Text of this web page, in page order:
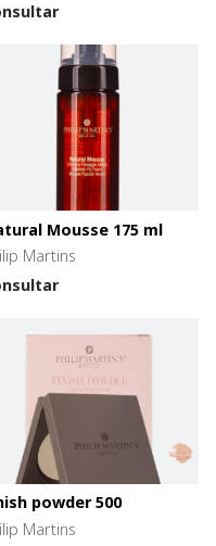
Mousse 175 ml
Martins
powder 500
Martins